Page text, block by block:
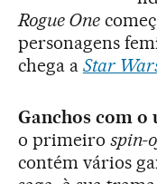
Rogue One
personagens
chega a Star
Ganchos com o
o primeiro spin-
contém vários